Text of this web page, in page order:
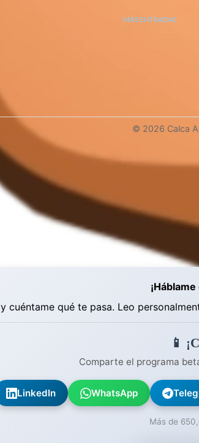
MÁS ENTRADAS
© 2026 Calca
y cuéntame qué te pasa. Leo
📱
Comparte el programa
LinkedIn WhatsApp
Más de